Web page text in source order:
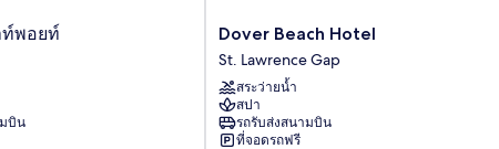
ท์พอยท์
บิน
Dover
Beach
Hotel
St.
Lawrence
Gap
Dover Beach Hotel
St. Lawrence Gap
สระว่ายน้ำ
สปา
รถรับส่งสนามบิน
ที่จอดรถฟรี